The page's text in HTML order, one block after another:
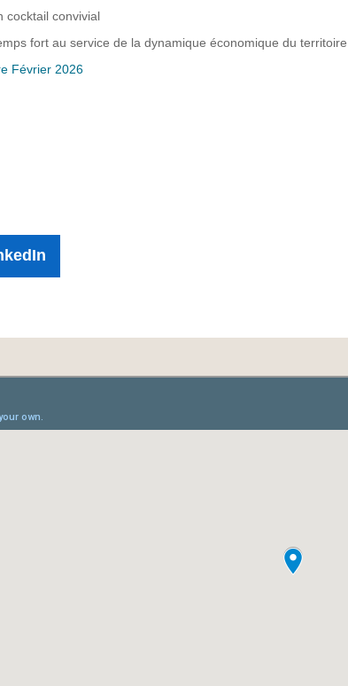
cocktail convivial
fort au service de la dynamique économique du territoire.
Février 2026